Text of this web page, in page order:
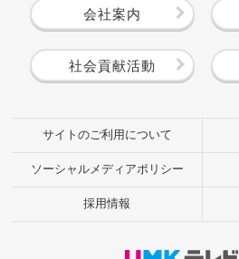
会社案内
社会貢献活動
サイトのご利用について
ソーシャルメディアポリシー
採用情報